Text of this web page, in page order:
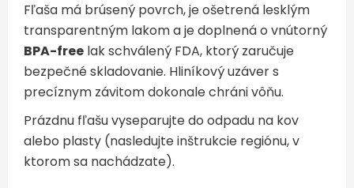
Fľaša má brúsený povrch, je ošetrená lesklým
transparentným lakom a je doplnená o vnútorný
BPA-free lak schválený FDA, ktorý zaručuje
bezpečné skladovanie. Hliníkový uzáver s
precíznym závitom dokonale chráni vôňu.
Prázdnu fľašu vyseparujte do odpadu na kov
alebo plasty (nasledujte inštrukcie regiónu, v
ktorom sa nachádzate).